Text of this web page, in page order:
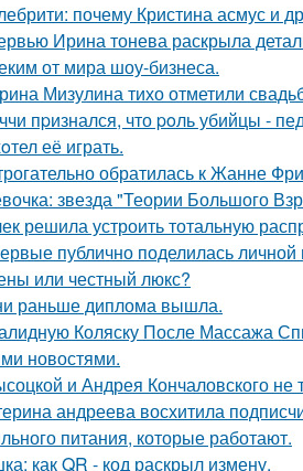
почему Кристина асмус и
Ирина тонева раскрыла
от мира шоу-бизнеса.
Мизулина тихо отметили
пpизнался, что poль убийцы -
её играть.
обратилась к Жанне
звезда "Теории Большого
решила устроить тотальную
публично поделилась личной
или честный люкс?
раньше диплома вышла.
Коляску После Массажа
новостями.
и Андрея Кончаловского не
андреева восхитила
питания, которые работают.
как QR - код раскрыл измену.